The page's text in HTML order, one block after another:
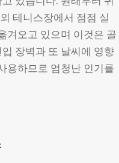
테니스장에서 점점 실
겨오고 있으며 이것은 골
장벽과 또 날씨에 영향
용하므로 엄청난 인기를